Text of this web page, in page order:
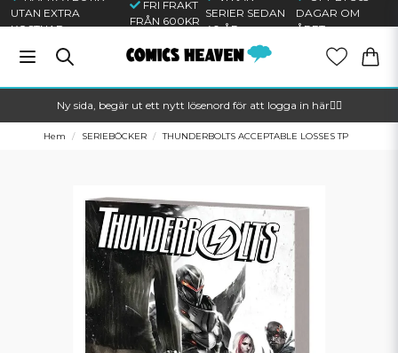
UTAN EXTRA
KOSTNAD
FRI FRAKT
FRÅN 600KR
SERIER SEDAN
40 ÅR
DAGAR OM
ÅRET
Ny sida, begär ut ett nytt lösenord för att logga in här🦸‍♂️
Hem SERIEBÖCKER THUNDERBOLTS ACCEPTABLE LOSSES TP